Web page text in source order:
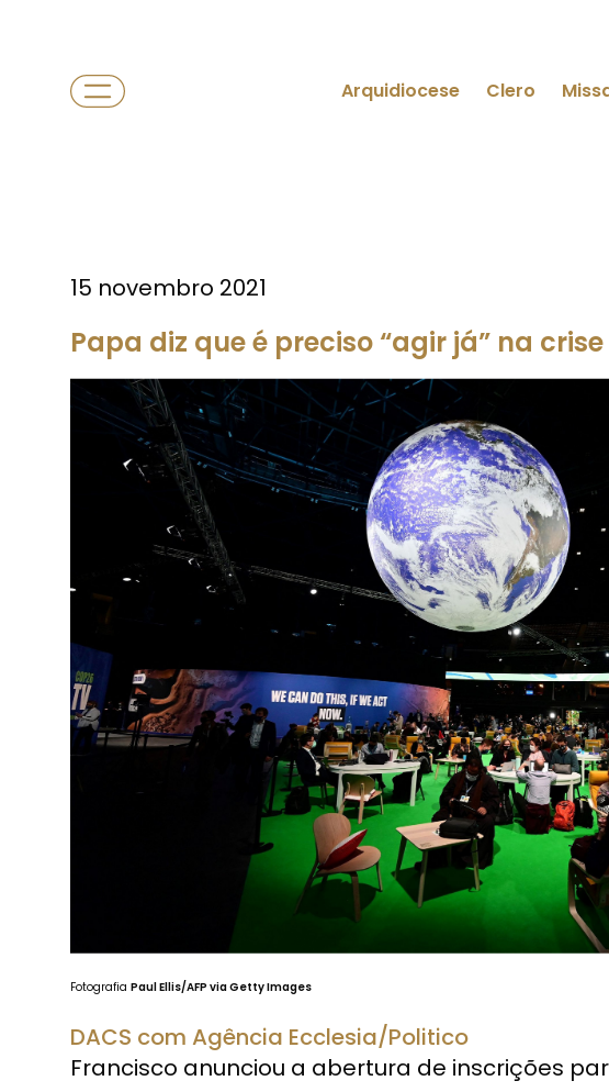
Arquidiocese Clero
15 novembro 2021
Papa diz que é preciso “agir já” na
Fotografia Paul Ellis/AFP via Getty Images
DACS com Agência Ecclesia/Politico
Francisco anunciou a abertura de inscrições